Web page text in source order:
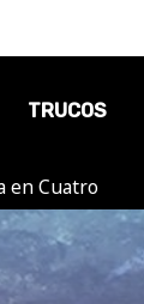
TRUCOS
en Cuatro